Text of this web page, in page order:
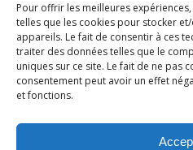
Pour offrir les meilleures
telles que les cookies pour stocker
appareils. Le fait de consentir à ces
traiter des données telles que le
uniques sur ce site. Le fait de ne pas
consentement peut avoir un effet
et fonctions.
Photographe Nice et Paris :